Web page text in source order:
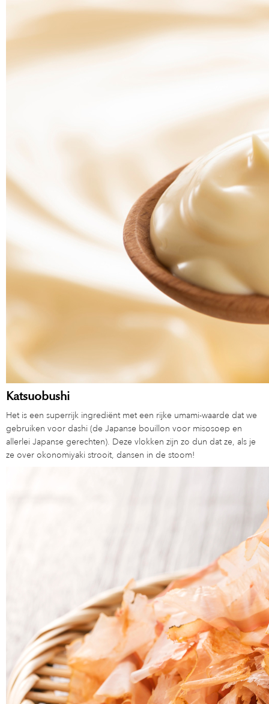
Katsuobushi
Het is een superrijk ingrediënt met een rijke umami-waarde dat we
gebruiken voor dashi (de Japanse bouillon voor misosoep en
allerlei Japanse gerechten). Deze vlokken zijn zo dun dat ze, als je
ze over okonomiyaki strooit, dansen in de stoom!